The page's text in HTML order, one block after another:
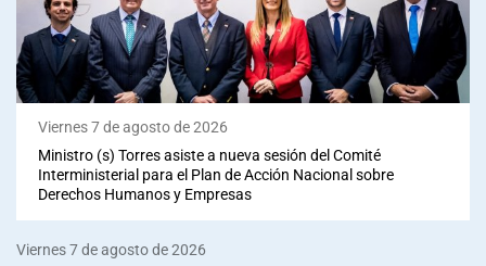
Viernes 7 de agosto de 2026
Ministro (s) Torres asiste a nueva sesión del Comité
Interministerial para el Plan de Acción Nacional sobre
Derechos Humanos y Empresas
Viernes 7 de agosto de 2026